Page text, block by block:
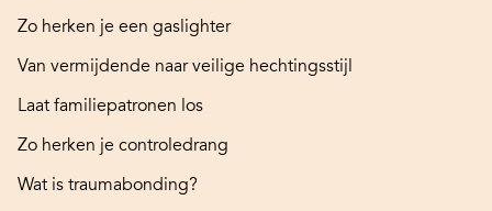
Zo herken je een gaslighter
Van vermijdende naar veilige hechtingsstijl
Laat familiepatronen los
Zo herken je controledrang
Wat is traumabonding?